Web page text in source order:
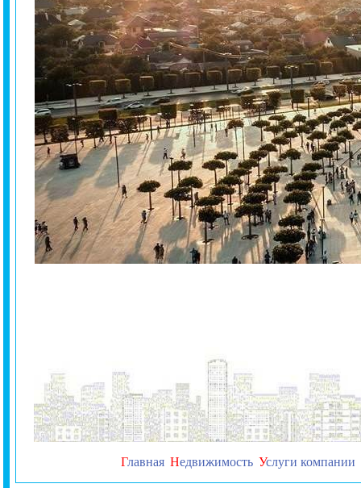
Главная Недвижимость Услуги компании